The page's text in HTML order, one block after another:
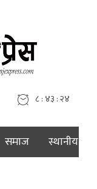
८ : ४३ : २५
समाज स्थानीय